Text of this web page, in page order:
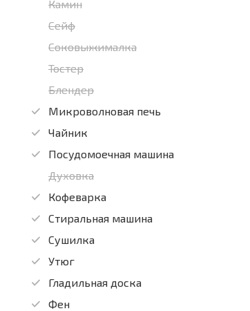
Камин
Сейф
Соковыжималка
Тостер
Блендер
Микроволновая печь
Чайник
Посудомоечная машина
Духовка
Кофеварка
Стиральная машина
Сушилка
Утюг
Гладильная доска
Фен